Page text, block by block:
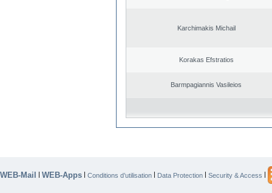
Karchimakis Michail
Korakas Efstratios
Barmpagiannis Vasileios
WEB-Mail | WEB-Apps | Conditions d’utilisation | Data Protection | Security & Access |